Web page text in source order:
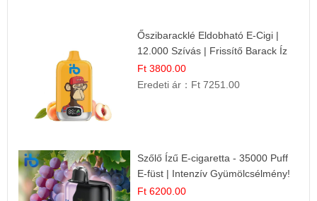
Őszibaracklé Eldobható E-Cigi |
12.000 Szívás | Frissítő Barack Íz
Ft 3800.00
Eredeti ár： Ft 7251.00
Szőlő Ízű E-cigaretta - 35000 Puff
E-füst | Intenzív Gyümölcsélmény!
Ft 6200.00